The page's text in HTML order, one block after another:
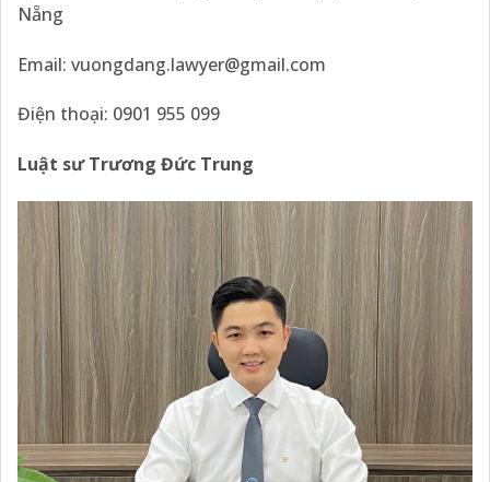
Nẵng
Email: vuongdang.lawyer@gmail.com
Điện thoại: 0901 955 099
Luật sư Trương Đức Trung